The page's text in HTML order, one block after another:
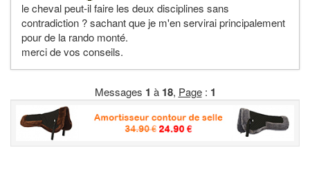
le cheval peut-il faire les deux disciplines sans
contradiction ? sachant que je m'en servirai principalement
pour de la rando monté.
merci de vos conseils.
Messages 1 à 18, Page: 1